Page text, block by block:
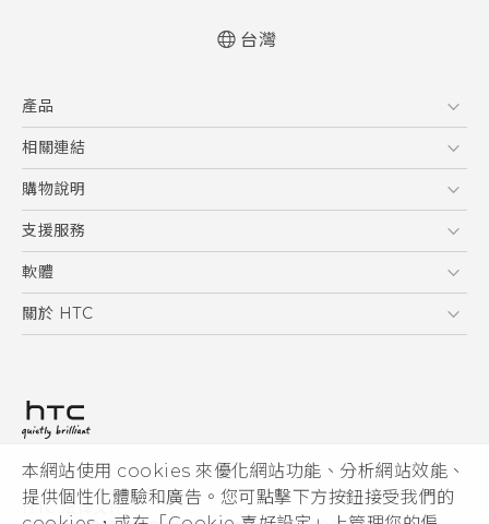
本網站使用 cookies 來優化網站功能、分析網站效能、
提供個性化體驗和廣告。您可點擊下方按鈕接受我們的
台灣
產品
5G
智慧型手機
配件
相關連結
HTC Research
購物說明
購物須知
訂單管理
付款方式
支援服務
到府收送維修服務
服務中心資訊
客戶服務佈告欄
軟體
應用程式
HTC Sync Manager
關於 HTC
投資人
隱私權政策
產品安全性
© 2011-2026 HTC Corporation
HTC 法律文件